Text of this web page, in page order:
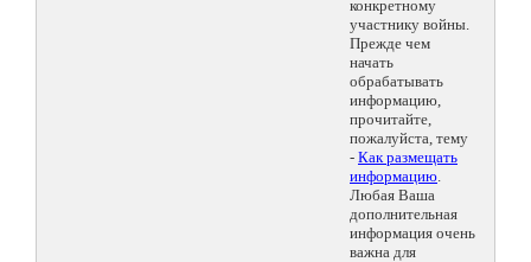
конкретному
участнику войны.
Прежде чем
начать
обрабатывать
информацию,
прочитайте,
пожалуйста, тему
- Как размещать
информацию.
Любая Ваша
дополнительная
информация очень
важна для